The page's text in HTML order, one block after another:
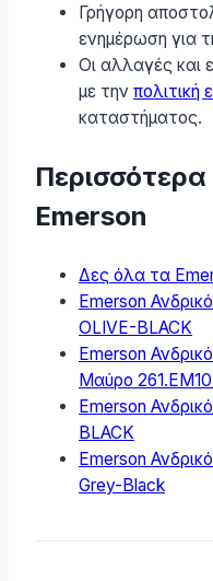
Γρήγορη
ενημέρωση για
Οι αλλαγές και
με την πολιτική
καταστήματος.
Emerson
Δες όλα τα
Emerson
OLIVE-BLACK
Emerson
Μαύρο
Emerson
BLACK
Emerson
Grey-Black